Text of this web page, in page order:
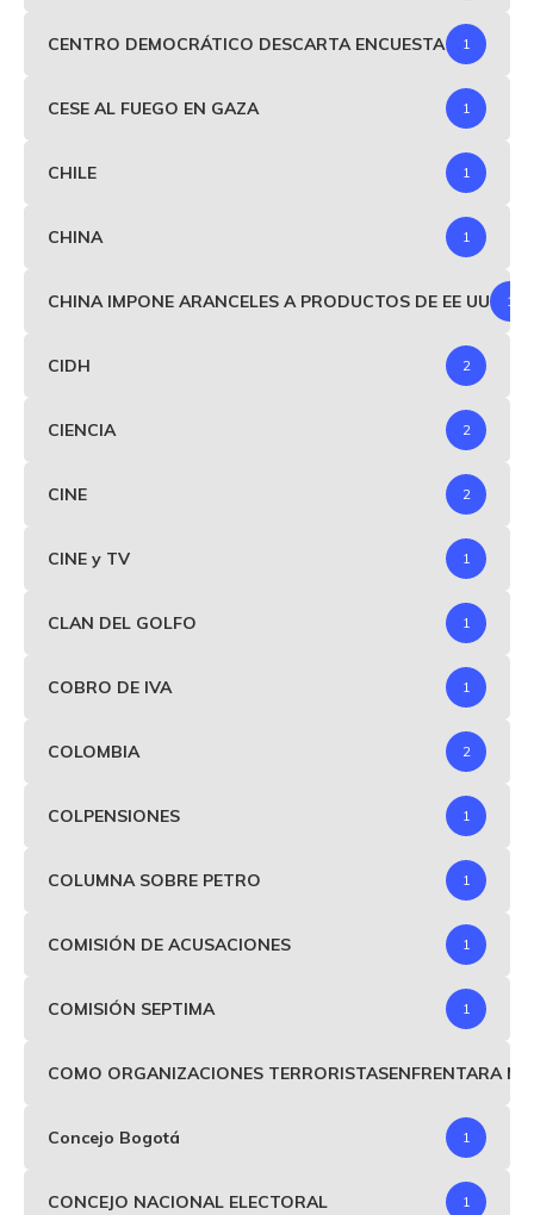
CENTRO DEMOCRÁTICO DESCARTA ENCUESTA 1
CESE AL FUEGO EN GAZA 1
CHILE 1
CHINA 1
CHINA IMPONE ARANCELES A PRODUCTOS DE EE UU 1
CIDH 2
CIENCIA 2
CINE 2
CINE y TV 1
CLAN DEL GOLFO 1
COBRO DE IVA 1
COLOMBIA 2
COLPENSIONES 1
COLUMNA SOBRE PETRO 1
COMISIÓN DE ACUSACIONES 1
COMISIÓN SEPTIMA 1
COMO ORGANIZACIONES TERRORISTASENFRENTARA
Concejo Bogotá 1
CONCEJO NACIONAL ELECTORAL 1